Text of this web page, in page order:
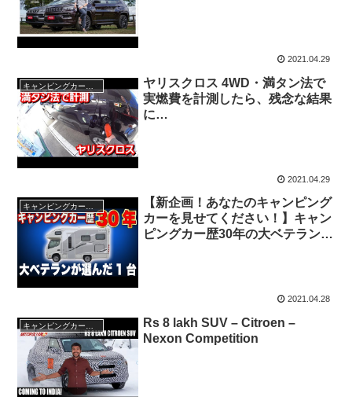
2021.04.29
ヤリスクロス 4WD・満タン法で
実燃費を計測したら、残念な結果
に…
2021.04.29
【新企画！あなたのキャンピング
カーを見せてください！】キャン
ピングカー歴30年の大ベテランが
2021.04.28
Rs 8 lakh SUV – Citroen –
Nexon Competition